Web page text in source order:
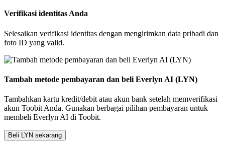
Verifikasi identitas Anda
Selesaikan verifikasi identitas dengan mengirimkan data pribadi dan
foto ID yang valid.
Tambah metode pembayaran dan beli Everlyn AI (LYN)
Tambahkan kartu kredit/debit atau akun bank setelah memverifikasi
akun Toobit Anda. Gunakan berbagai pilihan pembayaran untuk
membeli Everlyn AI di Toobit.
Beli LYN sekarang